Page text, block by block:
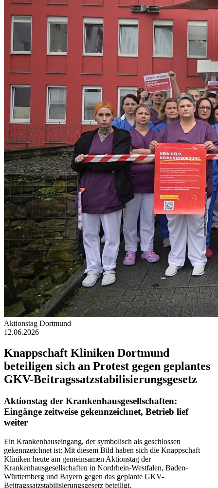
Aktionstag Dortmund
12.06.2026
Knappschaft Kliniken Dortmund
beteiligen sich an Protest gegen geplantes
GKV-Beitragssatzstabilisierungsgesetz
Aktionstag der Krankenhausgesellschaften:
Eingänge zeitweise gekennzeichnet, Betrieb lief
weiter
Ein Krankenhauseingang, der symbolisch als geschlossen
gekennzeichnet ist: Mit diesem Bild haben sich die Knappschaft
Kliniken heute am gemeinsamen Aktionstag der
Krankenhausgesellschaften in Nordrhein-Westfalen, Baden-
Württemberg und Bayern gegen das geplante GKV-
Beitragssatzstabilisierungsgesetz beteiligt.